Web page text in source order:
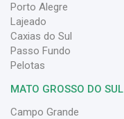
Porto Alegre
Lajeado
Caxias do Sul
Passo Fundo
Pelotas
MATO GROSSO DO SUL
Campo Grande